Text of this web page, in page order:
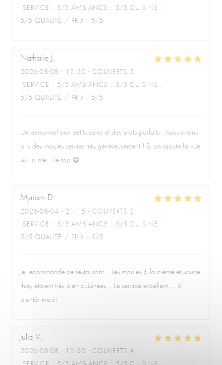
SERVICE : 5/5 AMBIANCE : 5/5 CUISINE :
5/5 QUALITÉ / PRIX : 5/5
Nathalie
2026-08-08 - 12:30 - COUVERTS 3
SERVICE : 5/5 AMBIANCE : 5/5 CUISINE :
5/5 QUALITÉ / PRIX : 5/5
Un personnel aux petits soins et des plats parfaits : nous avons
pris des moules servies très généreusement ! Si on ajoute la vue
sur la mer : le top 😁
Myriam D
2026-08-04 - 21:15 - COUVERTS 2
SERVICE : 5/5 AMBIANCE : 5/5 CUISINE :
5/5 QUALITÉ / PRIX : 5/5
Je recommande ce restaurant... Les moules à la crème et sauce
thay étaient très bien cuisinées... Le service excellent.... à
bientôt merci
Julie V
2026-08-08 - 12:30 - COUVERTS 4